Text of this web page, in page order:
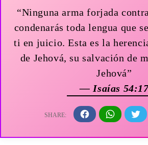
“Ninguna arma forjada
condenarás toda lengua que
ti en juicio. Esta es la
de Jehová, su salvación de
Jehová”
— Isaías